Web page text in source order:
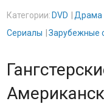
Категории: DVD Драма
Сериалы
Зарубежные